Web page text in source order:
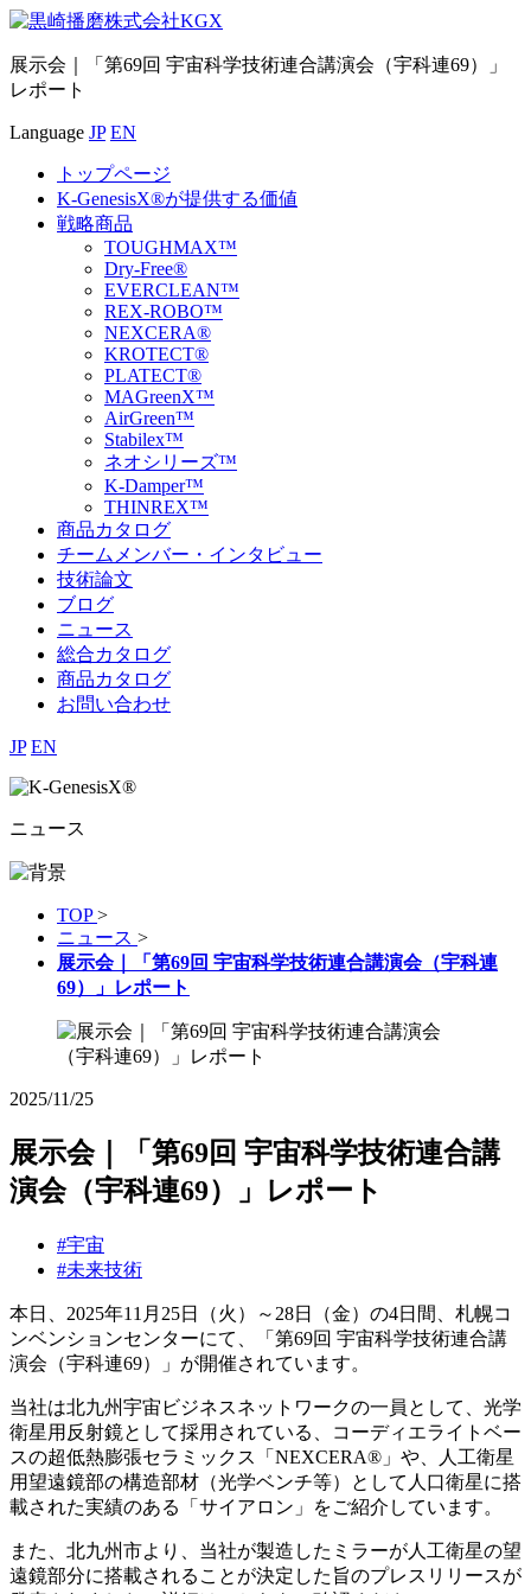
展示会｜「第69回 宇宙科学技術連合講演会（宇科連69）」
レポート
Language JP EN
トップページ
K-GenesisX®が提供する価値
戦略商品
TOUGHMAX™
Dry-Free®
EVERCLEAN™
REX-ROBO™
NEXCERA®
KROTECT®
PLATECT®
MAGreenX™
AirGreen™
Stabilex™
ネオシリーズ™
K-Damper™
THINREX™
商品カタログ
チームメンバー・インタビュー
技術論文
ブログ
ニュース
総合カタログ
商品カタログ
お問い合わせ
JP EN
ニュース
TOP >
ニュース >
展示会｜「第69回 宇宙科学技術連合講演会（宇科連
69）」レポート
2025/11/25
展示会｜「第69回 宇宙科学技術連合講
演会（宇科連69）」レポート
#宇宙
#未来技術
本日、 2025年11 月 25日（火）～ 28日（金）の4日間、札幌コ
ンベンションセンターにて、「第69回 宇宙科学技術連合講
演会（宇科連69）」が開催されています。
当社は北九州宇宙ビジネスネットワークの一員として、光学
衛星用反射鏡として採用されている、コーディエライトベー
スの超低熱膨張セラミックス「NEXCERA®」や、人工衛星
用望遠鏡部の構造部材（光学ベンチ等）として人口衛星に搭
載された実績のある「サイアロン」をご紹介しています。
また、北九州市より、当社が製造したミラーが人工衛星の望
遠鏡部分に搭載されることが決定した旨のプレスリリースが